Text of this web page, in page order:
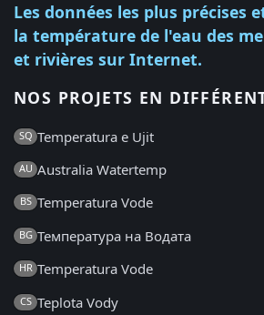
Les données les plus précises
la température de l'eau des
et rivières sur Internet.
NOS PROJETS EN
SQ Temperatura e Ujit
AU Australia Watertemp
BS Temperatura Vode
BG Температура на Водата
HR Temperatura Vode
CS Teplota Vody